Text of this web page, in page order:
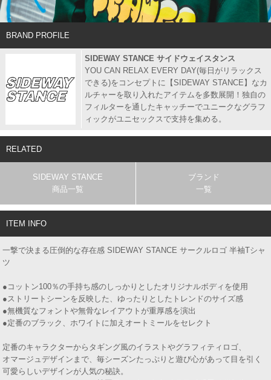
BRAND PROFILE
SIDEWAY STANCE サイドウェイスタンス
YOU CAN RELAX EVERY DAY(毎日がリラックス
できる)をコンセプトに【SIDEWAY STANCE】なカ
ルチャーを取り入れたアイテムを多数展開！独自の
フィルターを通したキャッチーでユニークなグラフ
ィックがユニセックスで支持を集める。
RELATED
SIDEWAY STANCE
商品一覧
ブランド
一覧
ITEM INFO
一撃で決まる圧倒的な存在感 SIDEWAY STANCE サークルロゴ 半袖Tシャ
ツ
●コットン100％の手持ち感のしっかりとしたオリジナルボディを使用
●ストリートシーンを反映した、ゆったりとしたトレンドのサイズ感
●無機質なフォントや無骨なレイアウトが重厚感を演出
●定番のブラック、ホワイトに加えオートミールをセレクト
定番のキャラクターからタギング風のイラストやグラフィティロゴ、
オマージュデザインまで、毎シーズンたっぷりと遊び心があって目を引く
可愛らしいデザインが人気の秘訣。